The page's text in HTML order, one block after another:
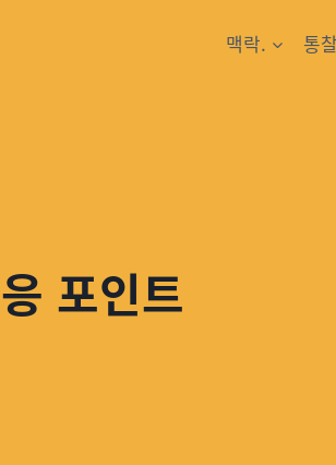
맥락. 통
포인트